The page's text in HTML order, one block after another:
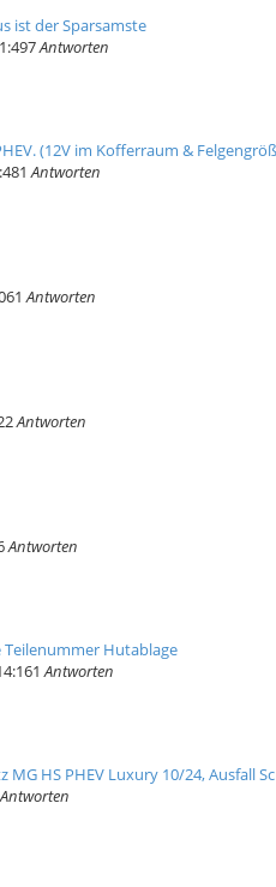
ist der Sparsamste
7Antworten
(12V im Kofferraum &
1Antworten
1Antworten
2Antworten
Antworten
Teilenummer Hutablage
1Antworten
HS PHEV Luxury 10/24, Ausfall
Antworten